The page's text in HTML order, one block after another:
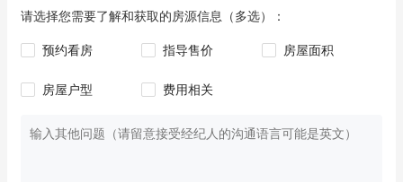
请选择您需要了解和获取的房源信息（多选）：
预约看房 指导售价 房屋面积
房屋户型 费用相关